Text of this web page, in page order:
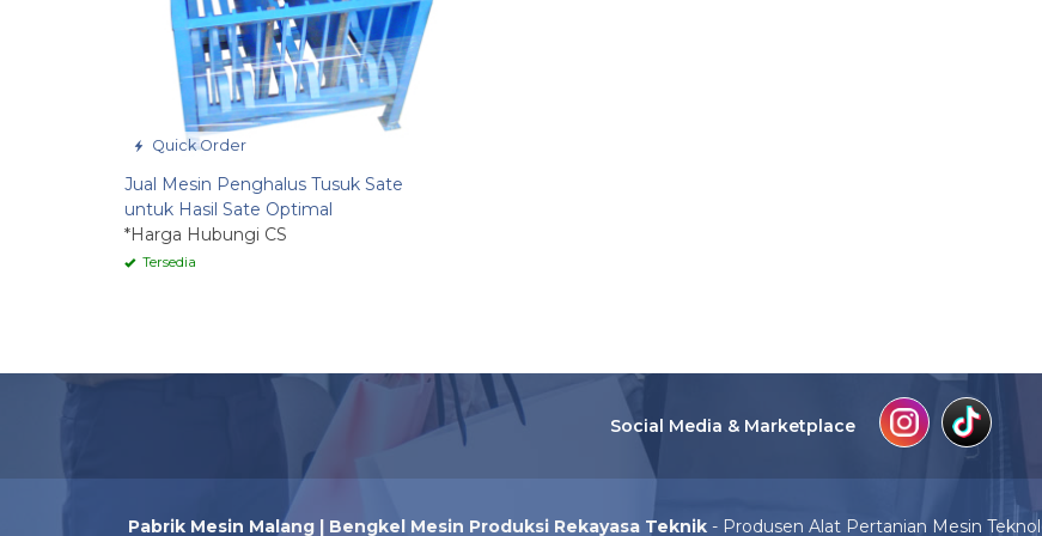
Quick Order
Jual Mesin Penghalus Tusuk Sate
untuk Hasil Sate Optimal
*Harga Hubungi CS
Tersedia
Social Media & Marketplace
Pabrik Mesin Malang | Bengkel Mesin Produksi Rekayasa Teknik- Produsen Alat Pertanian Mesin